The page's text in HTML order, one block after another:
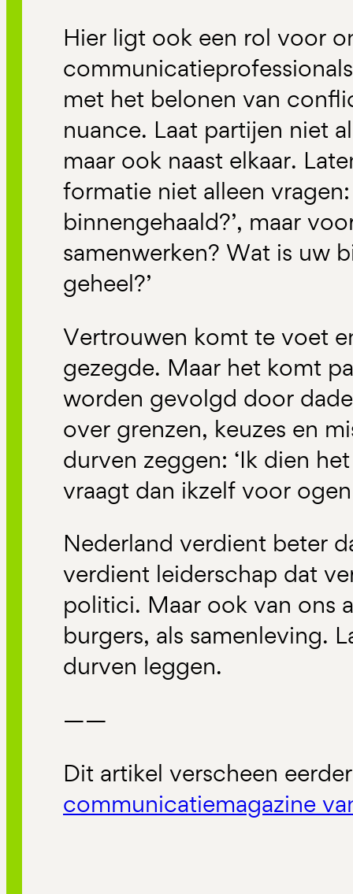
Hier ligt ook een rol voor
met het belonen van
nuance. Laat partijen niet
maar ook naast elkaar.
formatie niet alleen
binnengehaald?’, maar
samenwerken? Wat is uw
geheel?’
Vertrouwen komt te voet
gezegde. Maar het komt
worden gevolgd door
over grenzen, keuzes en
durven zeggen: ‘Ik dien
vraagt dan ikzelf voor
Nederland verdient beter
verdient leiderschap dat
politici. Maar ook van ons
burgers, als samenleving.
durven leggen.
——
Dit artikel verscheen
communicatiemagazine